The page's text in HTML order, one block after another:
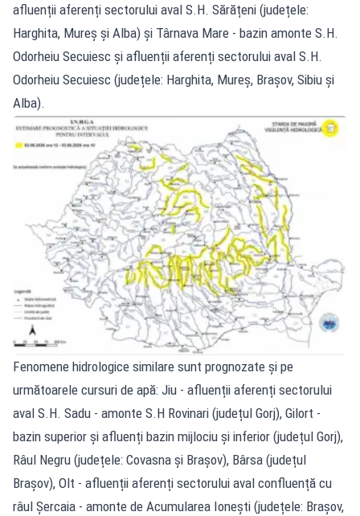
afluenții aferenți sectorului aval S.H. Sărățeni (județele:
Harghita, Mureș și Alba) și Târnava Mare - bazin amonte S.H.
Odorheiu Secuiesc și afluenții aferenți sectorului aval S.H.
Odorheiu Secuiesc (județele: Harghita, Mureș, Brașov, Sibiu și
Alba).
Fenomene hidrologice similare sunt prognozate și pe
următoarele cursuri de apă: Jiu - afluenții aferenți sectorului
aval S.H. Sadu - amonte S.H Rovinari (județul Gorj), Gilort -
bazin superior și afluenți bazin mijlociu și inferior (județul Gorj),
Râul Negru (județele: Covasna și Brașov), Bârsa (județul
Brașov), Olt - afluenții aferenți sectorului aval confluență cu
râul Șercaia - amonte de Acumularea Ionești (județele: Brașov,